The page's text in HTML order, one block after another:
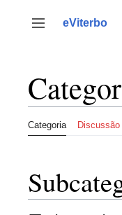
para
Alternar barra
eViterbo
Categoria Discussão